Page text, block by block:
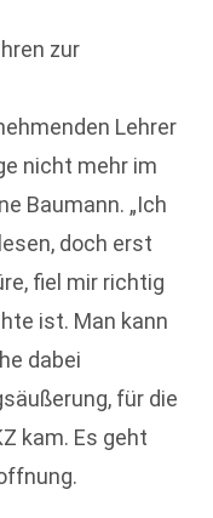
zur
Lehrer
nicht mehr im
Baumann. „Ich
doch erst
fiel mir richtig
ist. Man kann
dabei
für die
kam. Es geht